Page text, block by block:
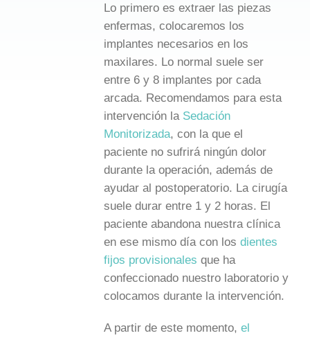
Lo primero es extraer las piezas
enfermas, colocaremos los
implantes necesarios en los
maxilares. Lo normal suele ser
entre 6 y 8 implantes por cada
arcada. Recomendamos para esta
intervención la Sedación
Monitorizada, con la que el
paciente no sufrirá ningún dolor
durante la operación, además de
ayudar al postoperatorio. La cirugía
suele durar entre 1 y 2 horas. El
paciente abandona nuestra clínica
en ese mismo día con los dientes
fijos provisionales que ha
confeccionado nuestro laboratorio y
colocamos durante la intervención.
A partir de este momento, el